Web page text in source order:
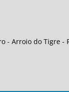
- Arroio do Tigre -